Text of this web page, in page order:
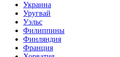
Украина
Уругвай
Уэльс
Филиппины
Финляндия
Франция